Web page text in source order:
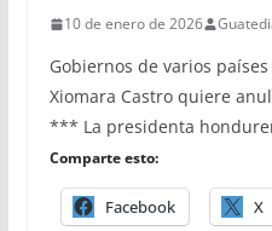
10 de enero de 2026
Gobiernos de varios
Xiomara Castro quiere
*** La presidenta
Comparte esto:
Facebook X